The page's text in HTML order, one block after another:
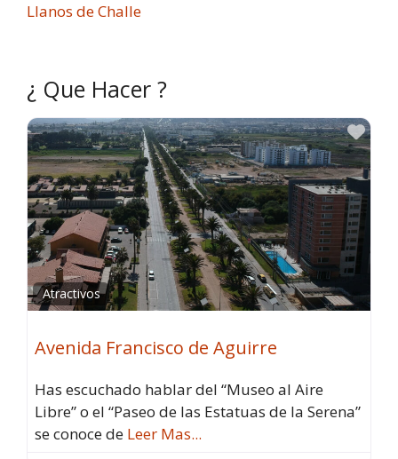
Llanos de Challe
¿ Que Hacer ?
Atractivos
Avenida Francisco de Aguirre
Has escuchado hablar del “Museo al Aire
Libre” o el “Paseo de las Estatuas de la Serena”
se conoce de Leer Mas...